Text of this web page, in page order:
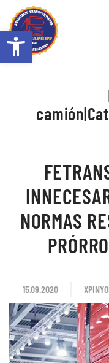
Abrir barra de herramientas
Skip to main
NORMAS
15.09.2020